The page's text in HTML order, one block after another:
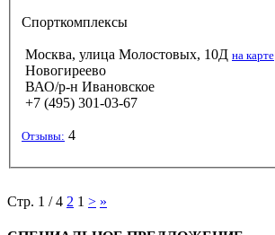
Спорткомплексы
Москва, улица Молостовых, 10Д на карте
Новогиреево
ВАО/р-н Ивановское
+7 (495) 301-03-67
Отзывы: 4
Стр. 1 / 4 2 1 > »